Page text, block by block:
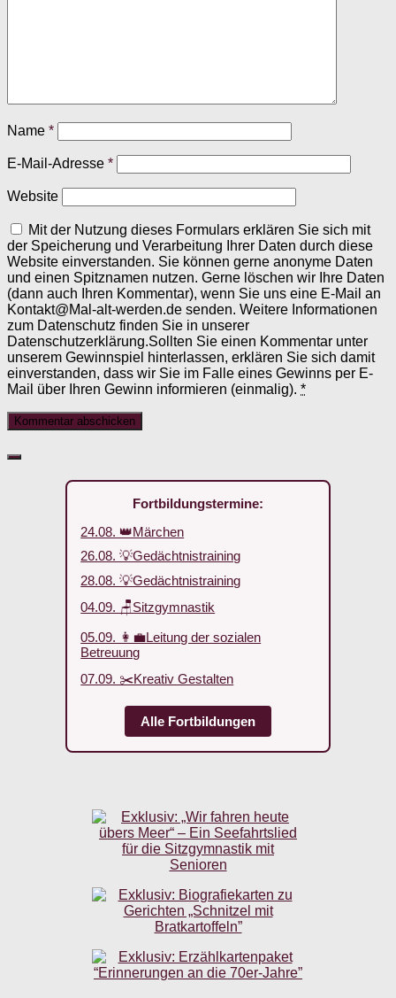
Name *
E-Mail-Adresse *
Website
Mit der Nutzung dieses Formulars erklären Sie sich mit
der Speicherung und Verarbeitung Ihrer Daten durch diese
Website einverstanden. Sie können gerne anonyme Daten
und einen Spitznamen nutzen. Gerne löschen wir Ihre Daten
(dann auch Ihren Kommentar), wenn Sie uns eine E-Mail an
Kontakt@Mal-alt-werden.de senden. Weitere Informationen
zum Datenschutz finden Sie in unserer
Datenschutzerklärung.Sollten Sie einen Kommentar unter
unserem Gewinnspiel hinterlassen, erklären Sie sich damit
einverstanden, dass wir Sie im Falle eines Gewinns per E-
Mail über Ihren Gewinn informieren (einmalig). *
Fortbildungstermine:
24.08. 👑Märchen
26.08. 💡Gedächtnistraining
28.08. 💡Gedächtnistraining
04.09. 🪑Sitzgymnastik
05.09. 👩‍💼Leitung der sozialen
Betreuung
07.09. ✂️Kreativ Gestalten
Alle Fortbildungen